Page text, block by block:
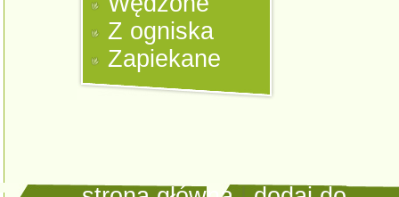
Z ogniska
Zapiekane